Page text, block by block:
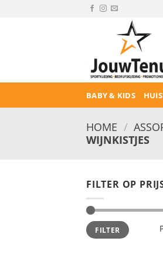
BABY & KIDS
HOME /
WIJNKISTJES
FILTER OP
Min.
prijs
Max.
prijsFILTER